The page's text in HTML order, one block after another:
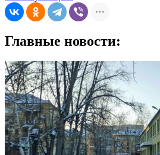
Главные новости: